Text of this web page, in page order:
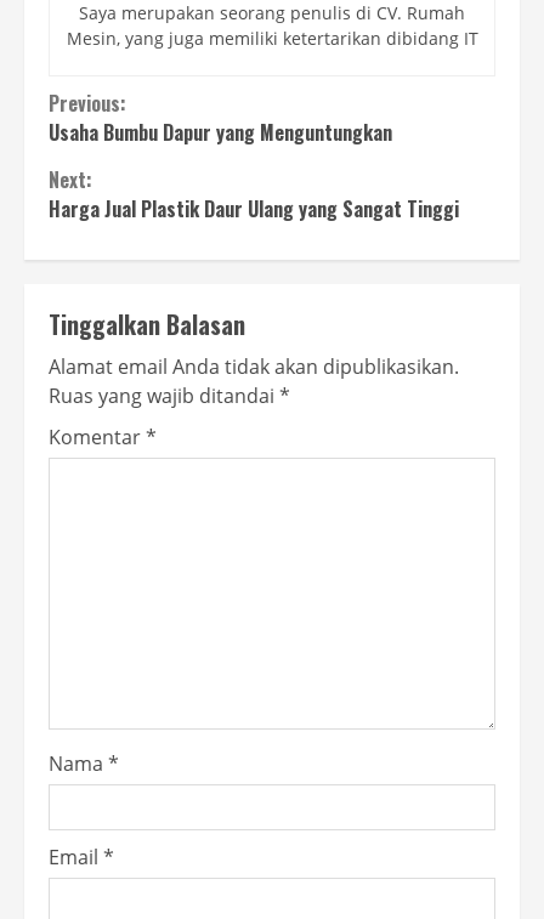
Saya merupakan seorang penulis di CV. Rumah
Mesin, yang juga memiliki ketertarikan dibidang IT
Continue
Reading
Previous:
Usaha Bumbu Dapur yang Menguntungkan
Next:
Harga Jual Plastik Daur Ulang yang Sangat Tinggi
Tinggalkan Balasan
Alamat email Anda tidak akan dipublikasikan.
Ruas yang wajib ditandai *
Komentar*
Nama *
Email *